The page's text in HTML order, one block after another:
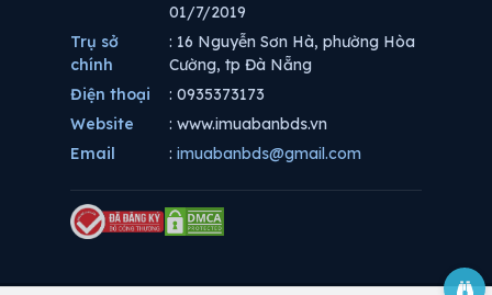
01/7/2019
Trụ sở
chính
: 16 Nguyễn Sơn Hà, phường Hòa
Cường, tp Đà Nẵng
Điện thoại
: 0935373173
Website
: www.imuabanbds.vn
Email
: imuabanbds@gmail.com